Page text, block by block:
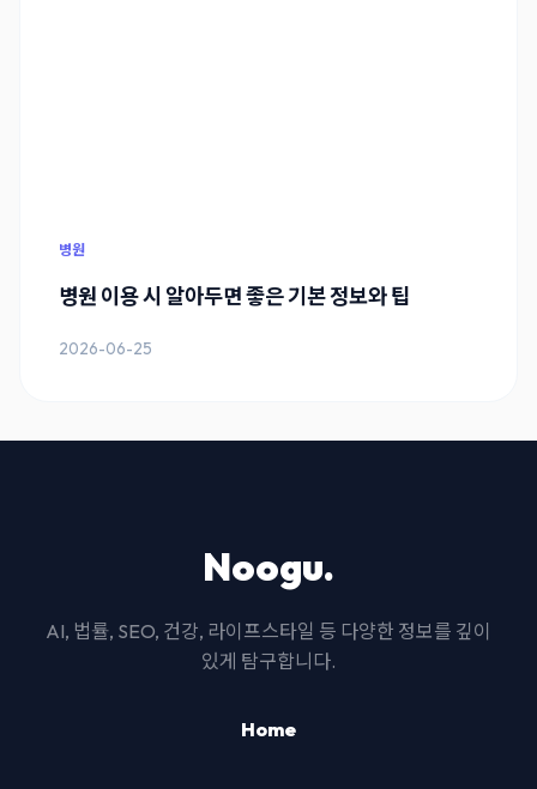
병원
병원 이용 시 알아두면 좋은 기본 정보와 팁
2026-06-25
Noogu.
AI, 법률, SEO, 건강, 라이프스타일 등 다양한 정보를 깊이
있게 탐구합니다.
Home